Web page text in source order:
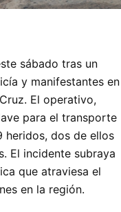
sábado tras un
y manifestantes en
El operativo,
para el transporte
heridos, dos de ellos
El incidente subraya
que atraviesa el
en la región.